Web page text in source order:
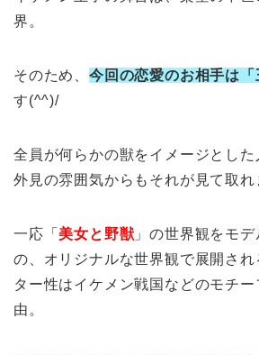
界。
そのため、 今回の恋愛のお相手は「
す(^^)/
全員が何らかの獣をイメージとした
外見の雰囲気からもそれが見て取れ
一応「 美女と野獣 」の世界観をモ
の、オリジナルな世界観で展開され
ター性はイケメン戦国などのモチ
由。